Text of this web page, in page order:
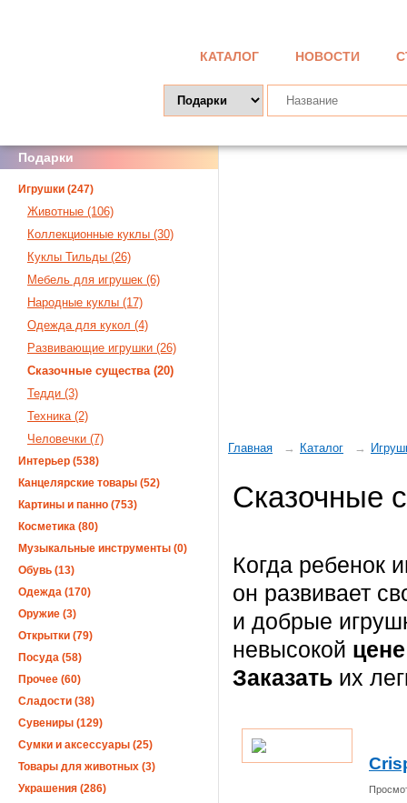
КАТАЛОГ НОВОСТИ
Главная Каталог
Сказочные
Когда ребенок
он развивает
и добрые
невысокой
Заказать их
Подарки
Игрушки (247)
Животные (106)
Коллекционные куклы (30)
Куклы Тильды (26)
Мебель для игрушек (6)
Народные куклы (17)
Одежда для кукол (4)
Развивающие игрушки (26)
Сказочные существа (20)
Тедди (3)
Техника (2)
Человечки (7)
Интерьер (538)
Канцелярские товары (52)
Картины и панно (753)
Косметика (80)
Музыкальные инструменты (0)
Обувь (13)
Одежда (170)
Оружие (3)
Открытки (79)
Посуда (58)
Прочее (60)
Сладости (38)
Сувениры (129)
Сумки и аксессуары (25)
Товары для животных (3)
Украшения (286)